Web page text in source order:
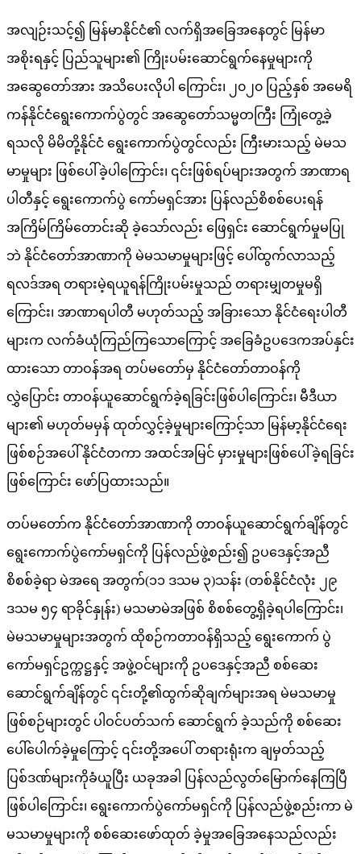
အလျဉ်းသင့်၍ မြန်မာနိုင်ငံ၏ လက်ရှိအခြေအနေတွင် မြန်မာ
အစိုးရနှင့် ပြည်သူများ၏ ကြိုးပမ်းဆောင်ရွက်နေမှုများကို
အဆွေတော်အား အသိပေးလိုပါ ကြောင်း၊ ၂၀၂၀ ပြည့်နှစ် အမေရိ
ကန်နိုင်ငံရွေးကောက်ပွဲတွင် အဆွေတော်သမ္မတကြီး ကြုံတွေ့ခဲ့
ရသလို မိမိတို့နိုင်ငံ ရွေးကောက်ပွဲတွင်လည်း ကြီးမားသည့် မဲမသ
မာမှုများ ဖြစ်ပေါ်ခဲ့ပါကြောင်း၊ ၎င်းဖြစ်ရပ်များအတွက် အာဏာရ
ပါတီနှင့် ရွေးကောက်ပွဲ ကော်မရှင်အား ပြန်လည်စိစစ်ပေးရန်
အကြိမ်ကြိမ်တောင်းဆို ခဲ့သော်လည်း ဖြေရှင်း ဆောင်ရွက်မှုမပြု
ဘဲ နိုင်ငံတော်အာဏာကို မဲမသမာမှုများဖြင့် ပေါ်ထွက်လာသည့်
ရလဒ်အရ တရားမဲ့ရယူရန်ကြိုးပမ်းမှုသည် တရားမျှတမှုမရှိ
ကြောင်း၊ အာဏာရပါတီ မဟုတ်သည့် အခြားသော နိုင်ငံရေးပါတီ
များက လက်ခံယုံကြည်ကြသောကြောင့် အခြေခံဥပဒေကအပ်နှင်း
ထားသော တာဝန်အရ တပ်မတော်မှ နိုင်ငံတော်တာဝန်ကို
လွှဲပြောင်း တာဝန်ယူဆောင်ရွက်ခဲ့ရခြင်းဖြစ်ပါကြောင်း၊ မီဒီယာ
များ၏ မဟုတ်မမှန် ထုတ်လွှင့်ခဲ့မှုများကြောင့်သာ မြန်မာ့နိုင်ငံရေး
ဖြစ်စဉ်အပေါ် နိုင်ငံတကာ အထင်အမြင် မှားမှုများဖြစ်ပေါ်ခဲ့ရခြင်း
ဖြစ်ကြောင်း ဖော်ပြထားသည်။
တပ်မတော်က နိုင်ငံတော်အာဏာကို တာဝန်ယူဆောင်ရွက်ချိန်တွင်
ရွေးကောက်ပွဲကော်မရှင်ကို ပြန်လည်ဖွဲ့စည်း၍ ဥပဒေနှင့်အညီ
စိစစ်ခဲ့ရာ မဲအရေ အတွက်(၁၁ ဒသမ ၃)သန်း (တစ်နိုင်ငံလုံး ၂၉
ဒသမ ၅၄ ရာခိုင်နှုန်း) မသမာမဲအဖြစ် စိစစ်တွေ့ရှိခဲ့ရပါကြောင်း၊
မဲမသမာမှုများအတွက် ထိုစဉ်ကတာဝန်ရှိသည့် ရွေးကောက် ပွဲ
ကော်မရှင်ဥက္ကဋ္ဌနှင့် အဖွဲ့ဝင်များကို ဥပဒေနှင့်အညီ စစ်ဆေး
ဆောင်ရွက်ချိန်တွင် ၎င်းတို့၏ထွက်ဆိုချက်များအရ မဲမသမာမှု
ဖြစ်စဉ်များတွင် ပါဝင်ပတ်သက် ဆောင်ရွက် ခဲ့သည်ကို စစ်ဆေး
ပေါ်ပေါက်ခဲ့မှုကြောင့် ၎င်းတို့အပေါ် တရားရုံးက ချမှတ်သည့်
ပြစ်ဒဏ်များကိုခံယူပြီး ယခုအခါ ပြန်လည်လွတ်မြောက်နေကြပြီ
ဖြစ်ပါကြောင်း၊ ရွေးကောက်ပွဲကော်မရှင်ကို ပြန်လည်ဖွဲ့စည်းကာ မဲ
မသမာမှုများကို စစ်ဆေးဖော်ထုတ် ခဲ့မှုအခြေအနေသည်လည်း